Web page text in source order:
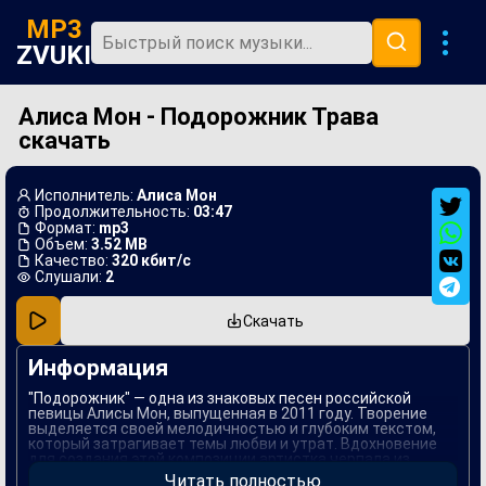
MP3
ZVUKI
Главная
Новинки
Популярная
В машину
Музыка 80х
Ремиксы
Алиса Мон - Подорожник Трава
скачать
Исполнитель: Алиса Мон
Продолжительность: 03:47
Формат: mp3
Объем: 3.52 MB
Качество: 320 кбит/с
Слушали: 2
Скачать
Информация
"Подорожник" — одна из знаковых песен российской
певицы Алисы Мон, выпущенная в 2011 году. Творение
выделяется своей мелодичностью и глубоким текстом,
который затрагивает темы любви и утрат. Вдохновение
для создания этой композиции артистка черпала из
личного опыта, что придает ей особую искренность и
Читать полностью